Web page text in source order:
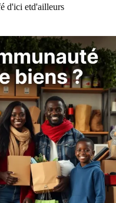
d'ici etd'ailleurs